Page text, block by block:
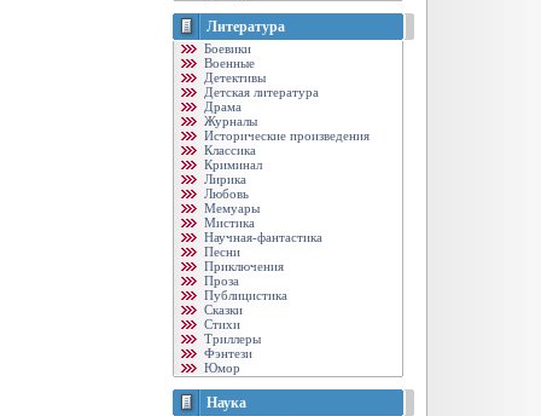
Литература
Боевики
Военные
Детективы
Детская литература
Драма
Журналы
Исторические произведения
Классика
Криминал
Лирика
Любовь
Мемуары
Мистика
Научная-фантастика
Песни
Приключения
Проза
Публицистика
Сказки
Стихи
Триллеры
Фэнтези
Юмор
Наука